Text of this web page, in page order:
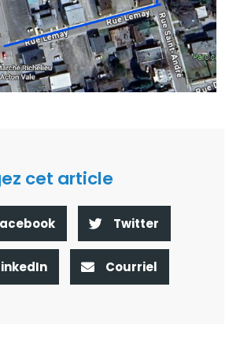
cet article
Twitter
Courriel